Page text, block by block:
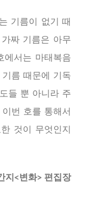
기름이 없기 때
짜 기름은 아무
에서는 마태복음
름 때문에 기독
들 뿐 아니라 주
번 호를 통해서
것이 무엇인지
지<변화> 편집장